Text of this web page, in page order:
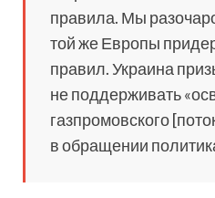
правила. Мы
той же Европы
правил. Украина
не поддерживать
газпромовского
в обращении